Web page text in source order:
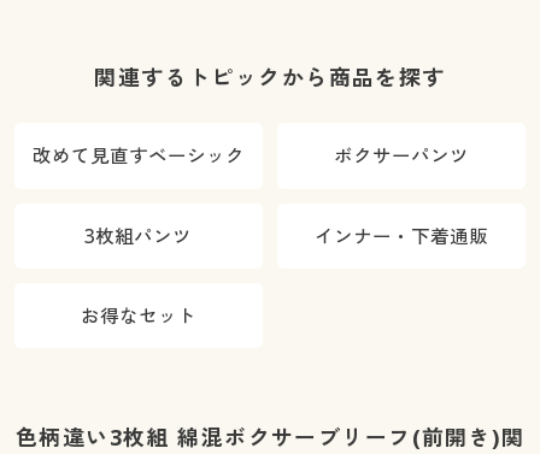
関連するトピックから商品を探す
改めて見直すベーシック ボクサーパンツ
3枚組パンツ インナー・下着通販
お得なセット
色柄違い3枚組 綿混ボクサーブリーフ(前開き)関